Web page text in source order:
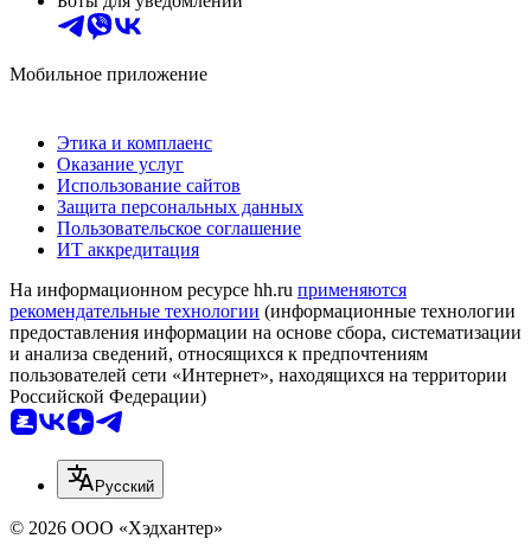
Мобильное приложение
Этика и комплаенс
Оказание услуг
Использование сайтов
Защита персональных данных
Пользовательское соглашение
ИТ аккредитация
На информационном ресурсе hh.ru применяются
рекомендательные технологии (информационные технологии
предоставления информации на основе сбора, систематизации
и анализа сведений, относящихся к предпочтениям
пользователей сети «Интернет», находящихся на территории
Российской Федерации)
Русский
© 2026 ООО «Хэдхантер»